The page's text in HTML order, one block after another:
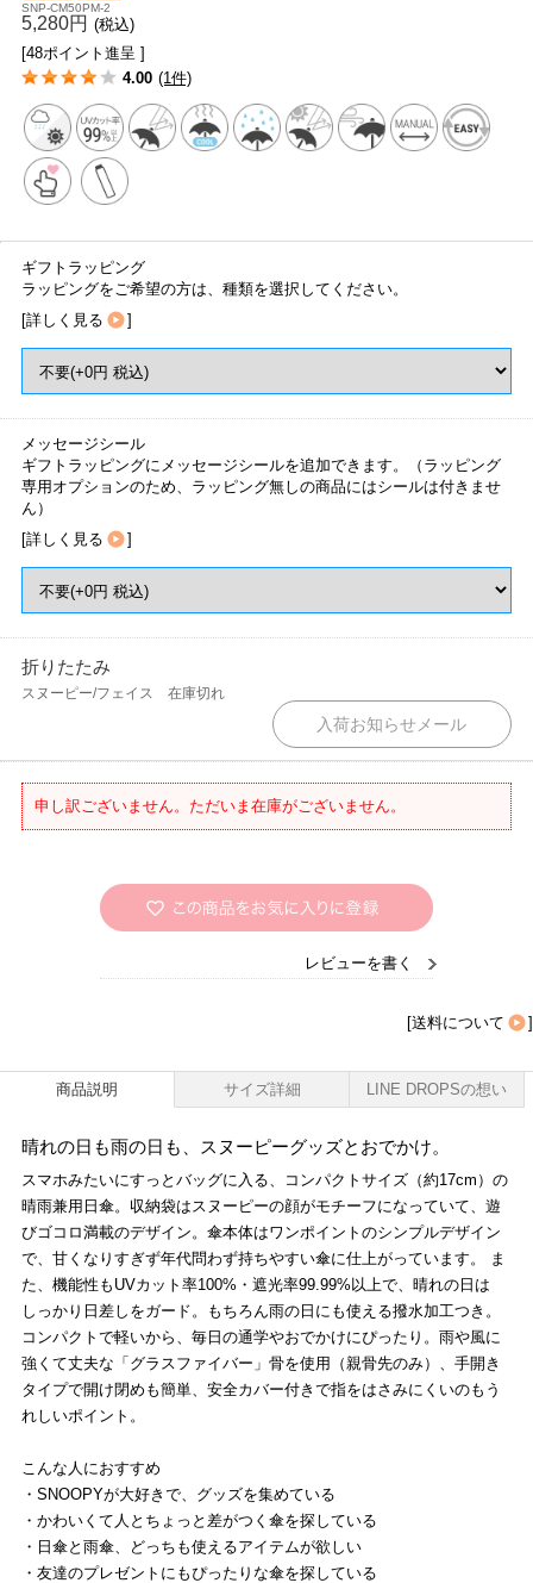
SNP-CM50PM-2
5,280円 (税込)
[48ポイント進呈 ]
4.00 (1件)
ギフトラッピング
ラッピングをご希望の方は、種類を選択してください。
[詳しく見る ]
メッセージシール
ギフトラッピングにメッセージシールを追加できます。（ラッピング
専用オプションのため、ラッピング無しの商品にはシールは付きませ
ん）
[詳しく見る ]
折りたたみ
スヌーピー/フェイス 在庫切れ
申し訳ございません。ただいま在庫がございません。
レビューを書く
[送料について ]
商品説明 サイズ詳細 LINE DROPSの想い
晴れの日も雨の日も、スヌーピーグッズとおでかけ。
スマホみたいにすっとバッグに入る、コンパクトサイズ（約17cm）の
晴雨兼用日傘。収納袋はスヌーピーの顔がモチーフになっていて、遊
びゴコロ満載のデザイン。傘本体はワンポイントのシンプルデザイン
で、甘くなりすぎず年代問わず持ちやすい傘に仕上がっています。 ま
た、機能性もUVカット率100%・遮光率99.99%以上で、晴れの日は
しっかり日差しをガード。もちろん雨の日にも使える撥水加工つき。
コンパクトで軽いから、毎日の通学やおでかけにぴったり。雨や風に
強くて丈夫な「グラスファイバー」骨を使用（親骨先のみ）、手開き
タイプで開け閉めも簡単、安全カバー付きで指をはさみにくいのもう
れしいポイント。
こんな人におすすめ
・SNOOPYが大好きで、グッズを集めている
・かわいくて人とちょっと差がつく傘を探している
・日傘と雨傘、どっちも使えるアイテムが欲しい
・友達のプレゼントにもぴったりな傘を探している